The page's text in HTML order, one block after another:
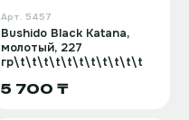
Арт. 5457
Bushido Black Katana,
молотый, 227
гр\t\t\t\t\t\t\t\t\t\t\t
5 700 ₸